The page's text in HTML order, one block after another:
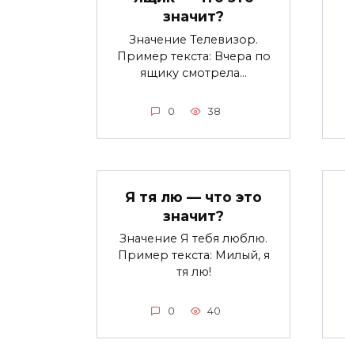
значит?
Значение Телевизор.
Пример текста: Вчера по
ящику смотрела…
0 38
Я тя лю — что это
значит?
Значение Я тебя люблю.
Пример текста: Милый, я
тя лю!
0 40